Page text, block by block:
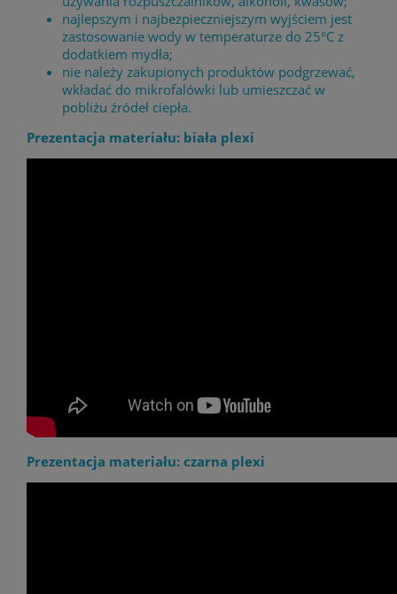
najlepszym i najbezpieczniejszym wyjściem jest
zastosowanie wody w temperaturze do 25°C z
dodatkiem mydła;
nie należy zakupionych produktów podgrzewać,
wkładać do mikrofalówki lub umieszczać w
pobliżu źródeł ciepła.
Prezentacja materiału: biała plexi
Prezentacja materiału: czarna plexi